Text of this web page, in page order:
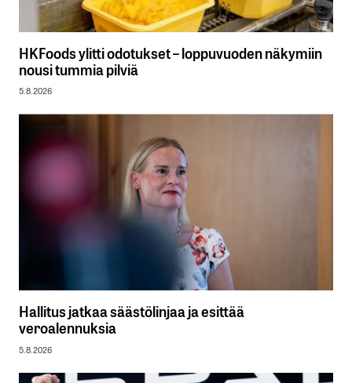
HKFoods ylitti odotukset – loppuvuoden näkymiin
nousi tummia pilviä
5.8.2026
Hallitus jatkaa säästölinjaa ja esittää
veroalennuksia
5.8.2026